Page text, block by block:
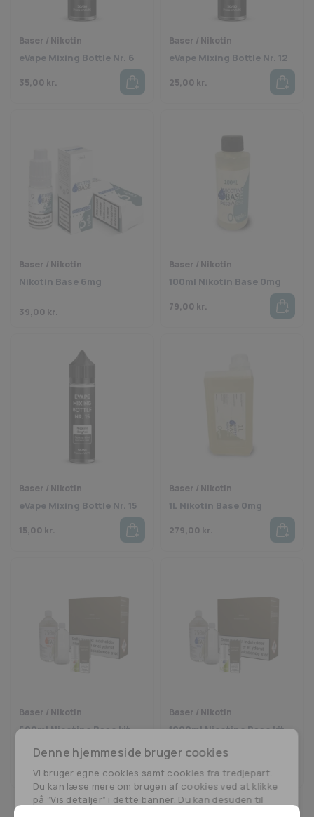
Baser / Nikotin
eVape Mixing Bottle Nr. 6
35,00 kr.
Baser / Nikotin
eVape Mixing Bottle Nr. 12
25,00 kr.
Baser / Nikotin
Nikotin Base 6mg
39,00 kr.
Baser / Nikotin
100ml Nikotin Base 0mg
79,00 kr.
Baser / Nikotin
eVape Mixing Bottle Nr. 15
15,00 kr.
Baser / Nikotin
1L Nikotin Base 0mg
279,00 kr.
Baser / Nikotin
500ml Nicotine Base kit
Baser / Nikotin
1000ml Nicotine Base kit
Denne hjemmeside bruger cookies
Vi bruger egne cookies samt cookies fra tredjepart.
Du kan læse mere om brugen af cookies ved at klikke
på ”Vis detaljer” i dette banner. Du kan desuden til